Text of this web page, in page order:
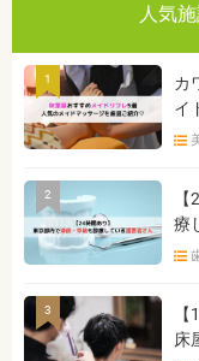
人気
1
カ
イ
2
療
3
床